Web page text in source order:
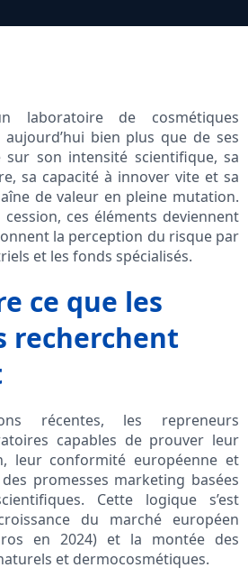
laboratoire de cosmétiques
bien plus que de ses
son intensité scientifique, sa
sa capacité à innover vite et sa
de valeur en pleine mutation.
ces éléments deviennent
la perception du risque par
et les fonds spécialisés.
ce que les
recherchent
récentes, les repreneurs
capables de prouver leur
leur conformité européenne et
promesses marketing basées
Cette logique s’est
du marché européen
en 2024) et la montée des
et dermocosmétiques.